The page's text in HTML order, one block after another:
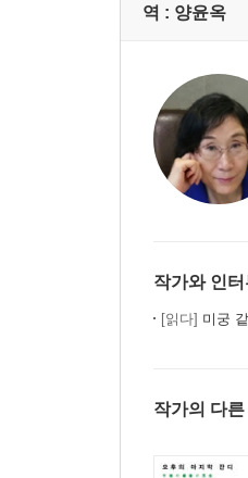
역 : 양윤옥
작가와 인
[읽다] 미궁
작가의 다